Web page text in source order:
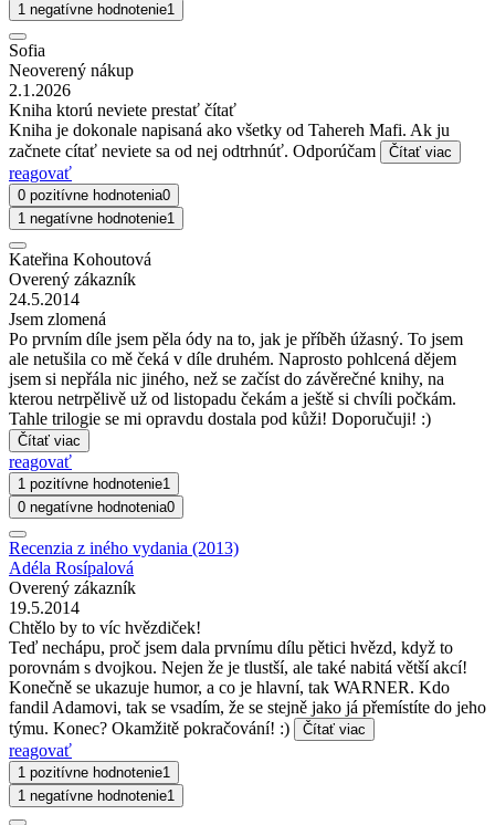
1 negatívne hodnotenie1
Sofia
Neoverený nákup
2.1.2026
Kniha ktorú neviete prestať čítať
Kniha je dokonale napisaná ako všetky od Tahereh Mafi. Ak ju
začnete cítať neviete sa od nej odtrhnúť. Odporúčam
Čítať viac
reagovať
0 pozitívne hodnotenia0
1 negatívne hodnotenie1
Kateřina Kohoutová
Overený zákazník
24.5.2014
Jsem zlomená
Po prvním díle jsem pěla ódy na to, jak je příběh úžasný. To jsem
ale netušila co mě čeká v díle druhém. Naprosto pohlcená dějem
jsem si nepřála nic jiného, než se začíst do závěrečné knihy, na
kterou netrpělivě už od listopadu čekám a ještě si chvíli počkám.
Tahle trilogie se mi opravdu dostala pod kůži! Doporučuji! :)
Čítať viac
reagovať
1 pozitívne hodnotenie1
0 negatívne hodnotenia0
Recenzia z iného vydania (2013)
Adéla Rosípalová
Overený zákazník
19.5.2014
Chtělo by to víc hvězdiček!
Teď nechápu, proč jsem dala prvnímu dílu pětici hvězd, když to
porovnám s dvojkou. Nejen že je tlustší, ale také nabitá větší akcí!
Konečně se ukazuje humor, a co je hlavní, tak WARNER. Kdo
fandil Adamovi, tak se vsadím, že se stejně jako já přemístíte do jeho
týmu. Konec? Okamžitě pokračování! :)
Čítať viac
reagovať
1 pozitívne hodnotenie1
1 negatívne hodnotenie1